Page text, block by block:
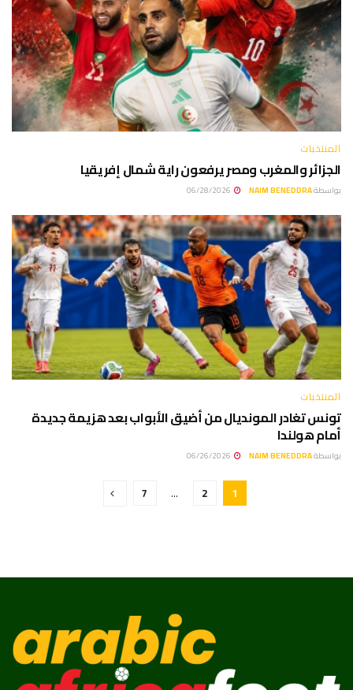
المنتخبات
الجزائر والمغرب ومصر يرفعون راية شمال إفريقيا
بواسطةNAIM BENEDDRA
المنتخبات
تونس تغادر المونديال من أضيق الأبواب بعد هزيمة جديدة
أمام هولندا
بواسطةNAIM BENEDDRA
1
2
…
7